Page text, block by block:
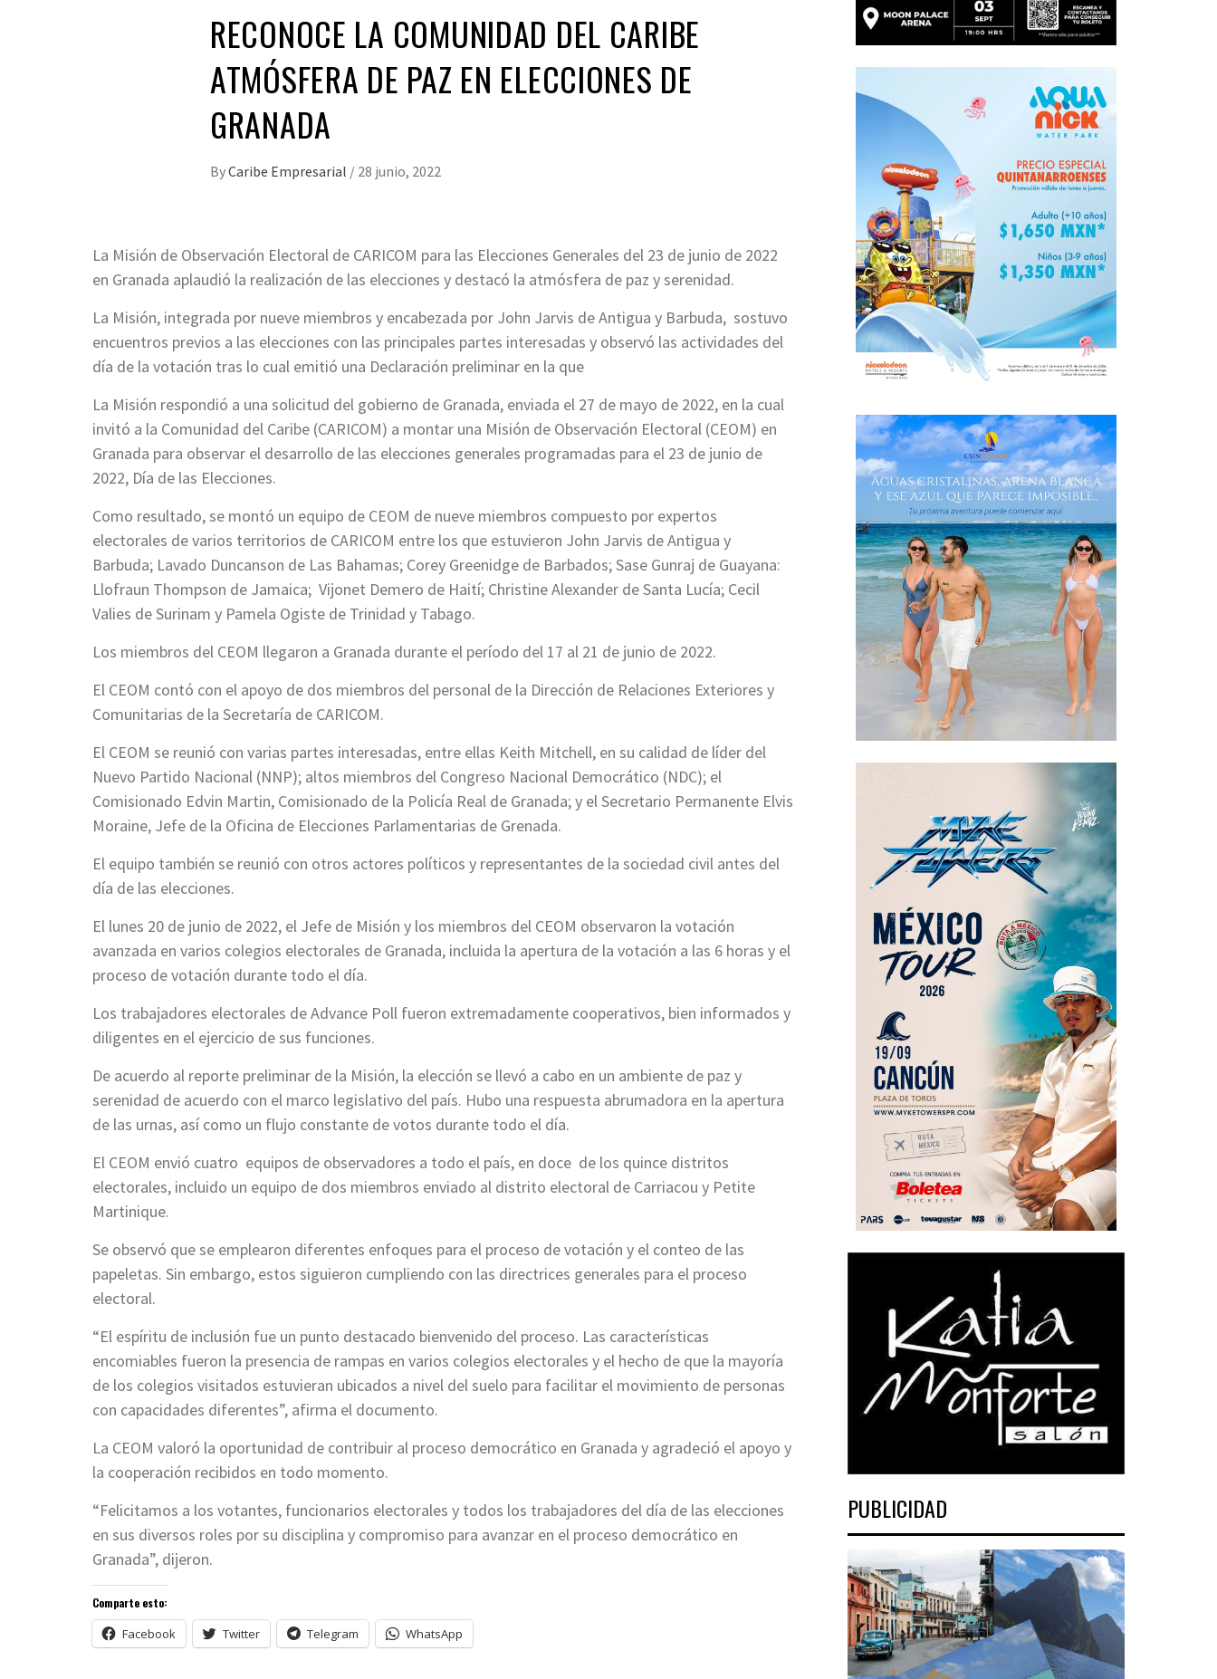
RECONOCE LA COMUNIDAD DEL CARIBE
ATMÓSFERA DE PAZ EN ELECCIONES DE
GRANADA
ByCaribe Empresarial / 28 junio, 2022
La Misión de Observación Electoral de CARICOM para las Elecciones Generales del 23 de junio de 2022
en Granada aplaudió la realización de las elecciones y destacó la atmósfera de paz y serenidad.
La Misión, integrada por nueve miembros y encabezada por John Jarvis de Antigua y Barbuda, sostuvo
encuentros previos a las elecciones con las principales partes interesadas y observó las actividades del
día de la votación tras lo cual emitió una Declaración preliminar en la que
La Misión respondió a una solicitud del gobierno de Granada, enviada el 27 de mayo de 2022, en la cual
invitó a la Comunidad del Caribe (CARICOM) a montar una Misión de Observación Electoral (CEOM) en
Granada para observar el desarrollo de las elecciones generales programadas para el 23 de junio de
2022, Día de las Elecciones.
Como resultado, se montó un equipo de CEOM de nueve miembros compuesto por expertos
electorales de varios territorios de CARICOM entre los que estuvieron John Jarvis de Antigua y
Barbuda; Lavado Duncanson de Las Bahamas; Corey Greenidge de Barbados; Sase Gunraj de Guayana:
Llofraun Thompson de Jamaica; Vijonet Demero de Haití; Christine Alexander de Santa Lucía; Cecil
Valies de Surinam y Pamela Ogiste de Trinidad y Tabago.
Los miembros del CEOM llegaron a Granada durante el período del 17 al 21 de junio de 2022.
El CEOM contó con el apoyo de dos miembros del personal de la Dirección de Relaciones Exteriores y
Comunitarias de la Secretaría de CARICOM.
El CEOM se reunió con varias partes interesadas, entre ellas Keith Mitchell, en su calidad de líder del
Nuevo Partido Nacional (NNP); altos miembros del Congreso Nacional Democrático (NDC); el
Comisionado Edvin Martin, Comisionado de la Policía Real de Granada; y el Secretario Permanente Elvis
Moraine, Jefe de la Oficina de Elecciones Parlamentarias de Grenada.
El equipo también se reunió con otros actores políticos y representantes de la sociedad civil antes del
día de las elecciones.
El lunes 20 de junio de 2022, el Jefe de Misión y los miembros del CEOM observaron la votación
avanzada en varios colegios electorales de Granada, incluida la apertura de la votación a las 6 horas y el
proceso de votación durante todo el día.
Los trabajadores electorales de Advance Poll fueron extremadamente cooperativos, bien informados y
diligentes en el ejercicio de sus funciones.
De acuerdo al reporte preliminar de la Misión, la elección se llevó a cabo en un ambiente de paz y
serenidad de acuerdo con el marco legislativo del país. Hubo una respuesta abrumadora en la apertura
de las urnas, así como un flujo constante de votos durante todo el día.
El CEOM envió cuatro equipos de observadores a todo el país, en doce de los quince distritos
electorales, incluido un equipo de dos miembros enviado al distrito electoral de Carriacou y Petite
Martinique.
Se observó que se emplearon diferentes enfoques para el proceso de votación y el conteo de las
papeletas. Sin embargo, estos siguieron cumpliendo con las directrices generales para el proceso
electoral.
“El espíritu de inclusión fue un punto destacado bienvenido del proceso. Las características
encomiables fueron la presencia de rampas en varios colegios electorales y el hecho de que la mayoría
de los colegios visitados estuvieran ubicados a nivel del suelo para facilitar el movimiento de personas
con capacidades diferentes”, afirma el documento.
La CEOM valoró la oportunidad de contribuir al proceso democrático en Granada y agradeció el apoyo y
la cooperación recibidos en todo momento.
“Felicitamos a los votantes, funcionarios electorales y todos los trabajadores del día de las elecciones
en sus diversos roles por su disciplina y compromiso para avanzar en el proceso democrático en
Granada”, dijeron.
Comparte esto:
Facebook Twitter Telegram WhatsApp
PUBLICIDAD